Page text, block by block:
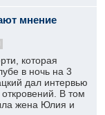
мнение
которая
в ночь на 3
дал интервью
В том
жена Юлия и